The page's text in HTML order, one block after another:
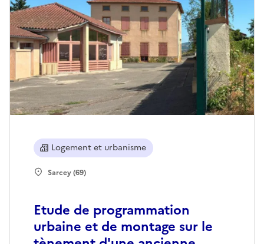
Etude de programmation
urbaine et de montage sur le
Logement et urbanisme
Sarcey (69)